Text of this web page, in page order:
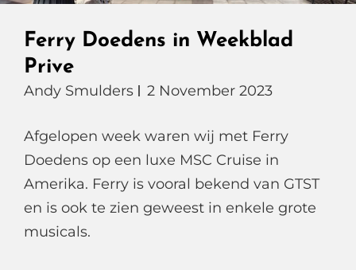
Ferry Doedens in Weekblad
Prive
Andy Smulders 2 November 2023
Afgelopen week waren wij met Ferry
Doedens op een luxe MSC Cruise in
Amerika. Ferry is vooral bekend van GTST
en is ook te zien geweest in enkele grote
musicals.